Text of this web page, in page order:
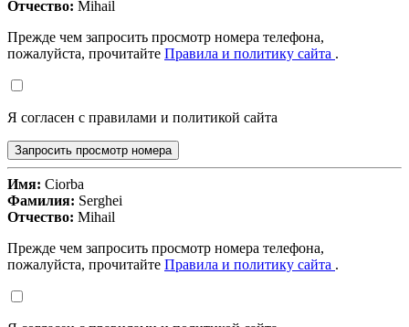
Отчество: Mihail
Прежде чем запросить просмотр номера телефона,
пожалуйста, прочитайте Правила и политику сайта .
Я согласен с правилами и политикой сайта
Запросить просмотр номера
Имя: Ciorba
Фамилия: Serghei
Отчество: Mihail
Прежде чем запросить просмотр номера телефона,
пожалуйста, прочитайте Правила и политику сайта .